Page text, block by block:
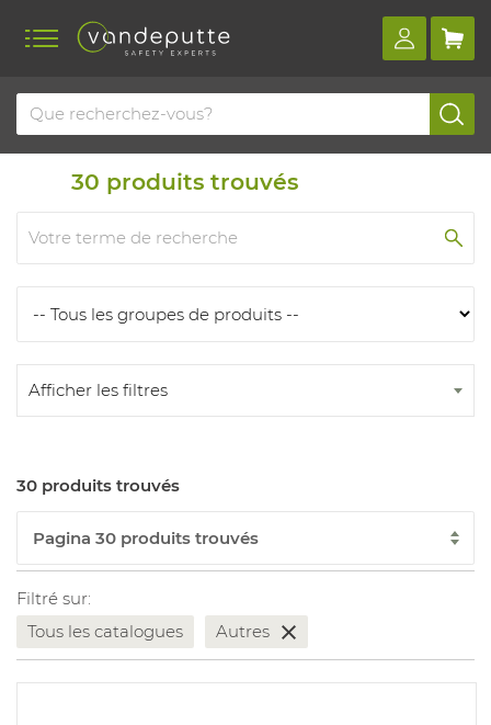
Home Produits Produits
30 produits trouvés
Afficher les filtres
30 produits trouvés
Filtré sur:
Tous les catalogues
Autres